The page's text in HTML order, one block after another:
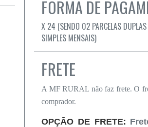
FORMA DE
X 24 (SENDO 02 PARCELAS
SIMPLES MENSAIS)
FRETE
A MF RURAL não faz frete. O
comprador.
OPÇÃO DE FRETE: